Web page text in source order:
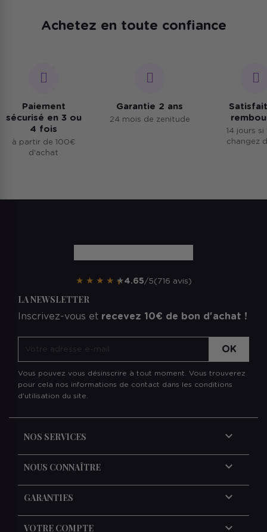
Achetez en toute confiance
Paiement
en 3 ou
4 fois
à partir de 100€
d'achat
Garantie 2 ans
24 mois de zenitude
Satisfait
14 jours si
changez
★ ★ ★ ★ ★4.65/5(716 avis)
LA NEWSLETTER
Inscrivez-vous et recevez 10€ de bon d'achat !
Vous pouvez vous désinscrire à tout moment. Vous trouverez
pour cela nos informations de contact dans les conditions
d'utilisation du site.
NOS SERVICES 
NOUS CONNAÎTRE 
GARANTIES 
VOTRE COMPTE 